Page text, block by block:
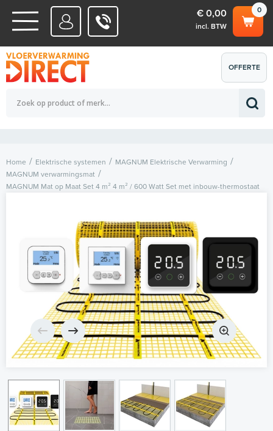
WATERSYSTEMEN
ELEKTRISCHE SYSTEMEN
0
€ 0,00
incl. BTW
Totaalbedrag (incl. BTW) € 0,00
OFFERTE
AANVRAGEN
Home Elektrische systemen
MAGNUM Elektrische Verwarming
MAGNUM verwarmingsmat
MAGNUM Mat op Maat Set 4 m² 4 m² / 600 Watt Set met inbouw-thermostaat